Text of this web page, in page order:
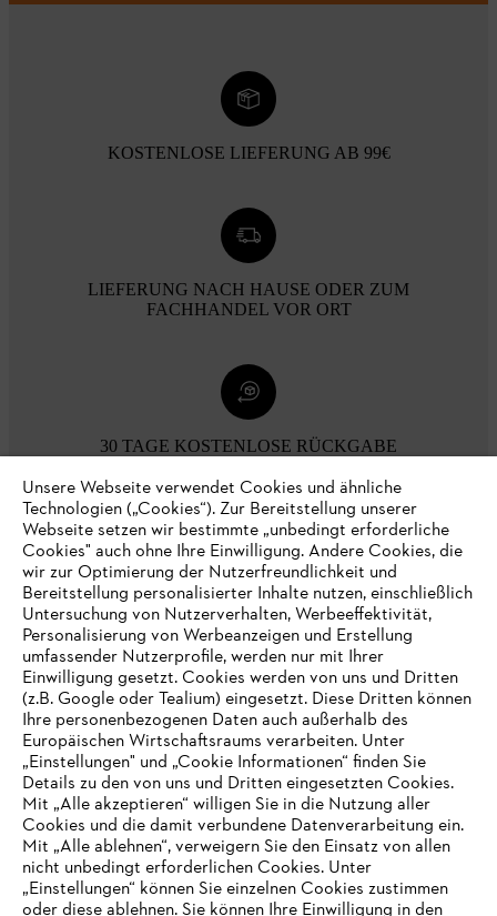
KOSTENLOSE LIEFERUNG AB 99€
LIEFERUNG NACH HAUSE ODER ZUM
FACHHANDEL VOR ORT
30 TAGE KOSTENLOSE RÜCKGABE
Zahlungsmöglichkeiten
Unternehmen
Online Shop
IHR BROWSER WIRD NICHT
Unsere Webseite verwendet Cookies und ähnliche
Technologien („Cookies“). Zur Bereitstellung unserer
Webseite setzen wir bestimmte „unbedingt erforderliche
Cookies" auch ohne Ihre Einwilligung. Andere Cookies, die
wir zur Optimierung der Nutzerfreundlichkeit und
Bereitstellung personalisierter Inhalte nutzen, einschließlich
Untersuchung von Nutzerverhalten, Werbeeffektivität,
Personalisierung von Werbeanzeigen und Erstellung
umfassender Nutzerprofile, werden nur mit Ihrer
Einwilligung gesetzt. Cookies werden von uns und Dritten
(z.B. Google oder Tealium) eingesetzt. Diese Dritten können
Ihre personenbezogenen Daten auch außerhalb des
Europäischen Wirtschaftsraums verarbeiten. Unter
„Einstellungen" und „Cookie Informationen“ finden Sie
Details zu den von uns und Dritten eingesetzten Cookies.
Mit „Alle akzeptieren“ willigen Sie in die Nutzung aller
Cookies und die damit verbundene Datenverarbeitung ein.
Mit „Alle ablehnen“, verweigern Sie den Einsatz von allen
nicht unbedingt erforderlichen Cookies. Unter
„Einstellungen“ können Sie einzelnen Cookies zustimmen
oder diese ablehnen. Sie können Ihre Einwilligung in den